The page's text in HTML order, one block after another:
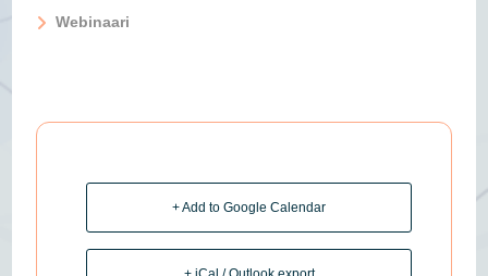
Webinaari
+ Add to Google Calendar